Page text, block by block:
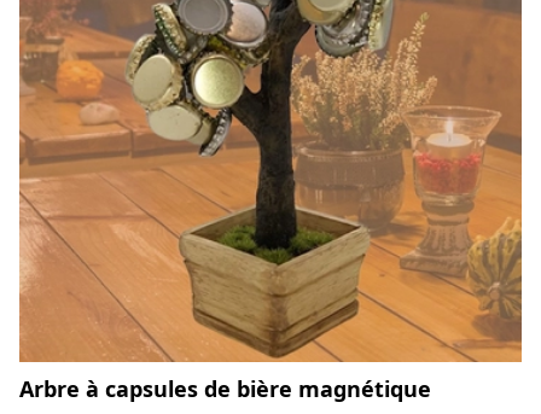
Arbre à capsules de bière magnétique